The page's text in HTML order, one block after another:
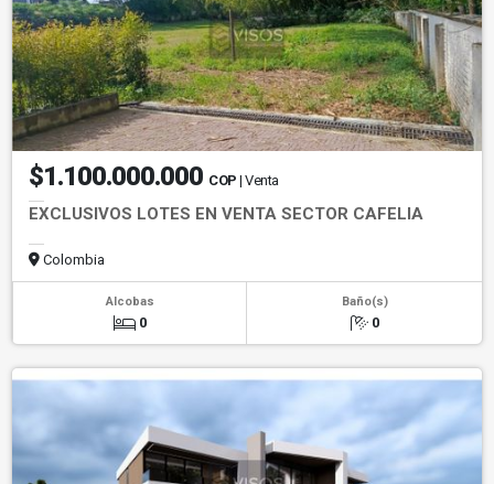
$1.100.000.000 COP | Venta
EXCLUSIVOS LOTES EN VENTA SECTOR CAFELIA
Colombia
Alcobas
0
Baño(s)
0